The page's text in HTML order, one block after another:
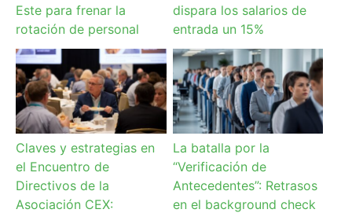
Este para frenar la
rotación de personal
dispara los salarios de
entrada un 15%
Claves y estrategias en
el Encuentro de
Directivos de la
Asociación CEX:
La batalla por la
“Verificación de
Antecedentes”: Retrasos
en el background check